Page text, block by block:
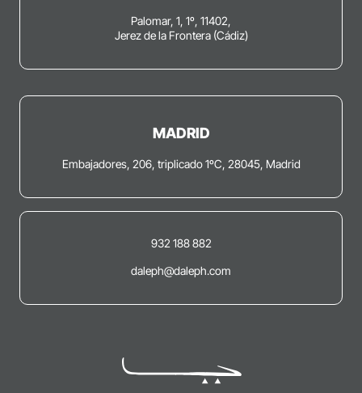
Palomar, 1, 1º, 11402,
Jerez de la Frontera (Cádiz)
MADRID
Embajadores, 206, triplicado 1ºC, 28045, Madrid
932 188 882
daleph@daleph.com